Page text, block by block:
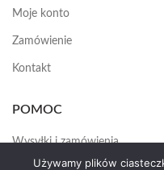
Moje konto
Zamówienie
Kontakt
POMOC
Wysyłki i zamówienia
Używamy plików